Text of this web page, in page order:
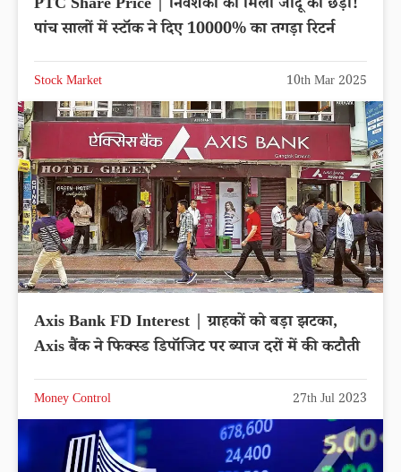
PTC Share Price | निवेशकों को मिली जादू की छड़ी!
पांच सालों में स्टॉक ने दिए 10000% का तगड़ा रिटर्न
Stock Market 10th Mar 2025
Axis Bank FD Interest | ग्राहकों को बड़ा झटका,
Axis बैंक ने फिक्स्ड डिपॉजिट पर ब्याज दरों में की कटौती
Money Control 27th Jul 2023